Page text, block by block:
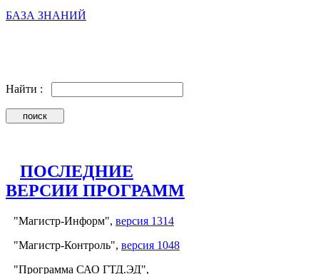
БАЗА ЗНАНИЙ
Найти :
ПОСЛЕДНИЕ
ВЕРСИИ ПРОГРАММ
"Магистр-Информ", версия 1314
"Магистр-Контроль", версия 1048
"Программа САО ГТД.ЭД",